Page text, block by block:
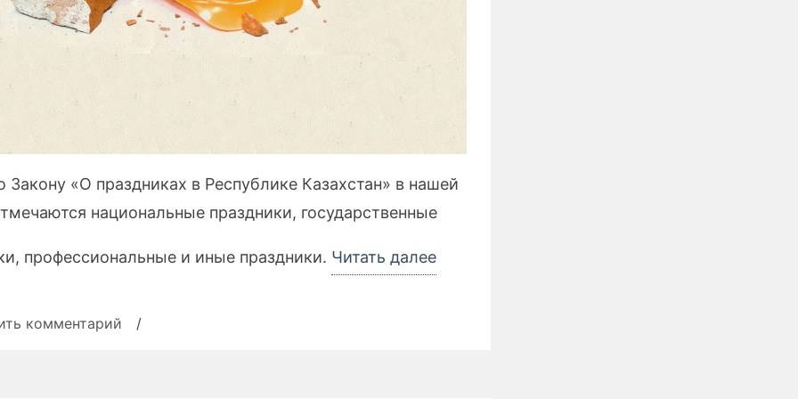
Закону «О праздниках в Республике Казахстан» в нашей
национальные праздники, государственные
профессиональные и иные праздники. Читать далее«Профессиональные
комментарий /